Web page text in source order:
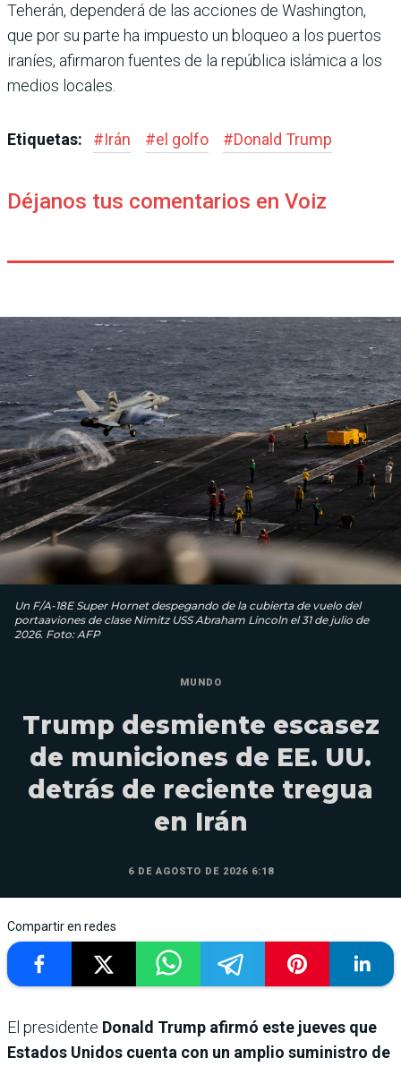
Teherán, dependerá de las acciones de Washington,
que por su parte ha impuesto un bloqueo a los puertos
ira­níes, afirmaron fuentes de la república islámica a los
medios locales.
Etiquetas: #Irán #el golfo #Donald Trump
Déjanos tus comentarios en Voiz
Un F/A-18E Super Hornet despegando de la cubierta de vuelo del
portaaviones de clase Nimitz USS Abraham Lincoln el 31 de julio de
2026. Foto: AFP
MUNDO
Trump desmiente escasez
de municiones de EE. UU.
detrás de reciente tregua
en Irán
6 DE AGOSTO DE 2026 6:18
Compartir en redes
El presidente Donald Trump afirmó este jueves que
Estados Unidos cuenta con un amplio suministro de